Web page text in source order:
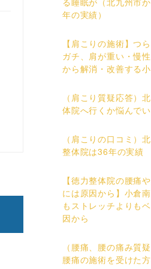
年の実績）
【肩こりの施術】つ
ガチ、肩が重い・慢
から解消・改善する
（肩こり質疑応答）
体院へ行くか悩んで
（肩こりの口コミ）
整体院は36年の実績
【徳力整体院の腰痛
には原因から】小倉
もストレッチよりも
因から
（腰痛、腰の痛み質
腰痛の施術を受けた